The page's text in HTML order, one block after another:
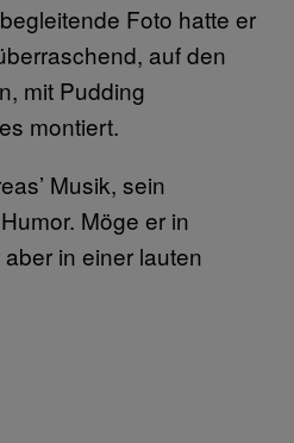
Foto hatte er
auf den
mit Pudding
montiert.
Musik, sein
Möge er in
in einer lauten